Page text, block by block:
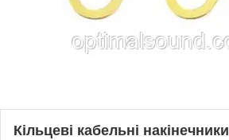
Кільцеві кабельні накінечники